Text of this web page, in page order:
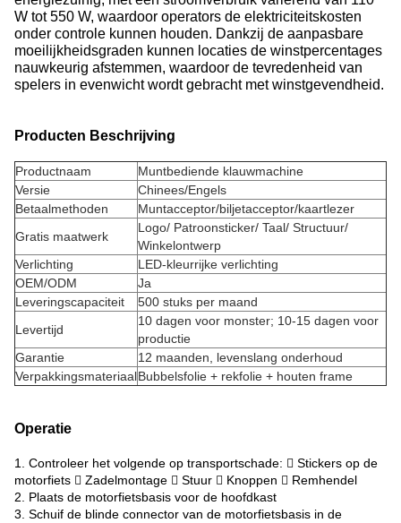
W tot 550 W, waardoor operators de elektriciteitskosten
onder controle kunnen houden. Dankzij de aanpasbare
moeilijkheidsgraden kunnen locaties de winstpercentages
nauwkeurig afstemmen, waardoor de tevredenheid van
spelers in evenwicht wordt gebracht met winstgevendheid.
Producten Beschrijving
Productnaam
Muntbediende klauwmachine
Versie
Chinees/Engels
Betaalmethoden
Muntacceptor/biljetacceptor/kaartlezer
Gratis maatwerk
Logo/ Patroonsticker/ Taal/ Structuur/
Winkelontwerp
Verlichting
LED-kleurrijke verlichting
OEM/ODM
Ja
Leveringscapaciteit
500 stuks per maand
Levertijd
10 dagen voor monster; 10-15 dagen voor
productie
Garantie
12 maanden, levenslang onderhoud
VerpakkingsmateriaalBubbelsfolie + rekfolie + houten frame
Operatie
1. Controleer het volgende op transportschade:  Stickers op de
motorfiets  Zadelmontage  Stuur  Knoppen  Remhendel
2. Plaats de motorfietsbasis voor de hoofdkast
3. Schuif de blinde connector van de motorfietsbasis in de